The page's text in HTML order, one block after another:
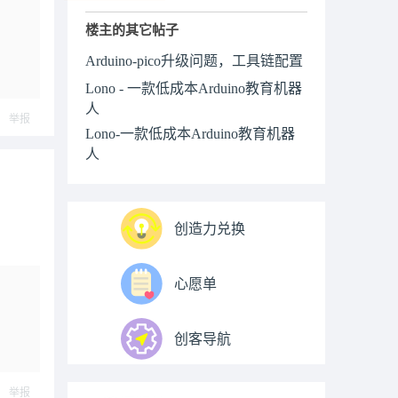
举报
举报
楼主的其它帖子
Arduino-pico升级问题，工具链配置
Lono - 一款低成本Arduino教育机器
人
Lono-一款低成本Arduino教育机器
人
创造力兑换
心愿单
创客导航